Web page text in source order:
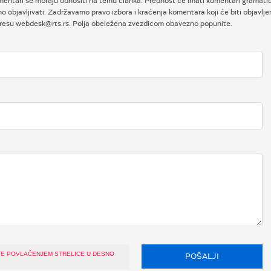
objavljivati. Zadržavamo pravo izbora i kraćenja komentara koji će biti
webdesk@rts.rs. Polja obeležena zvezdicom obavezno popunite.
POVLAČENJEM STRELICE U DESNO POŠALJI